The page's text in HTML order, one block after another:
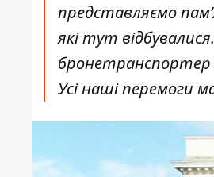
представляємо
які тут
бронетранспортер
Усі наші перемоги